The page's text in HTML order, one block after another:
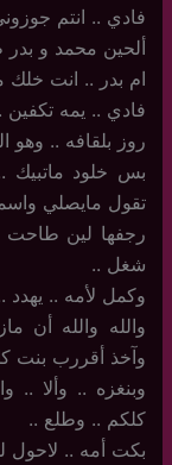
فادي ‏.. انتم
ألحين محمد و بدر
ام بدر .. انت خلك
فادي .. يمه
روز بلقافه .. وهو
بس خلود ماتبيك
تقول مايصلي
رجفها لين طاحت
شغل ..
وكمل لأمه .. يهدد
والله والله أن
وآخذ أقررب بنت
وبنغزه .. وألا ..
كلكم .. وطلع ..
بكت أمه .. لاحول